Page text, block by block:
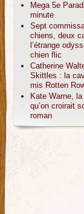
Mega 5e
minute
Sept
chiens, deux
l’étrange
chien flic
Catherine
Skittles : la
mis Rotten
Kate Warne,
qu’on croirait
roman